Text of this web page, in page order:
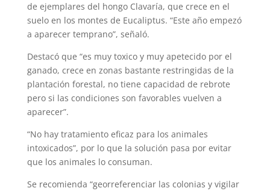
de ejemplares del hongo Clavaría, que crece en el
suelo en los montes de Eucaliptus. “Este año empezó
a aparecer temprano”, señaló.
Destacó que “es muy toxico y muy apetecido por el
ganado, crece en zonas bastante restringidas de la
plantación forestal, no tiene capacidad de rebrote
pero si las condiciones son favorables vuelven a
aparecer”.
“No hay tratamiento eficaz para los animales
intoxicados”, por lo que la solución pasa por evitar
que los animales lo consuman.
Se recomienda “georreferenciar las colonias y vigilar